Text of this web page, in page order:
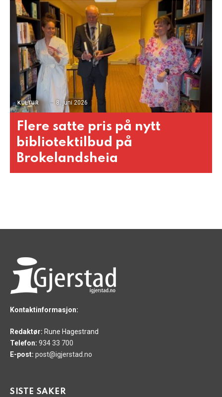
KULTUR 8. juni 2026
Flere satte pris på nytt
bibliotektilbud på
Brokelandsheia
Kontaktinformasjon:
Redaktør: Rune Hagestrand
Telefon: 934 33 700
E-post: post@igjerstad.no
SISTE SAKER